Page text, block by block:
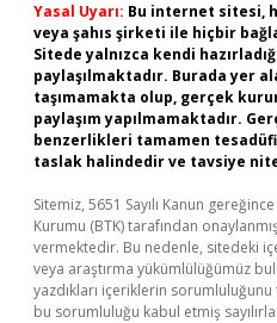
Yasal Uyarı: Bu internet sitesi,
veya şahıs şirketi ile hiçbir
Sitede yalnızca kendi
paylaşılmaktadır. Burada yer
taşımamakta olup, gerçek
paylaşım yapılmamaktadır.
benzerlikleri tamamen
taslak halindedir ve tavsiye
Sitemiz, 5651 Sayılı Kanun
Kurumu (BTK) tarafından
vermektedir. Bu nedenle, sitedeki
veya araştırma yükümlülüğümüz
yazdıkları içeriklerin
bu sorumluluğu kabul etmiş